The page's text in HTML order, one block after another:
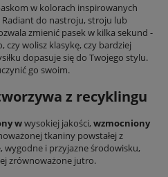
w kolorach inspirowanych
do nastroju, stroju lub
zmienić pasek w kilka sekund -
czy wolisz klasykę, czy bardziej
dopasuje się do Twojego stylu.
go swoim.
z recyklingu
wwysokiej jakości, wzmocniony
tkaniny powstałej z
wygodne i przyjazne środowisku,
zrównoważone jutro.